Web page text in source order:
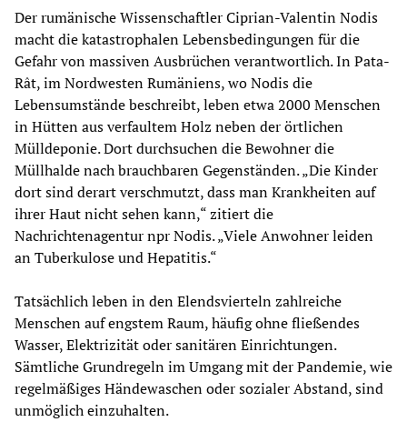
Der rumänische Wissenschaftler Ciprian-Valentin Nodis
macht die katastrophalen Lebensbedingungen für die
Gefahr von massiven Ausbrüchen verantwortlich. In Pata-
Rât, im Nordwesten Rumäniens, wo Nodis die
Lebensumstände beschreibt, leben etwa 2000 Menschen
in Hütten aus verfaultem Holz neben der örtlichen
Mülldeponie. Dort durchsuchen die Bewohner die
Müllhalde nach brauchbaren Gegenständen. „Die Kinder
dort sind derart verschmutzt, dass man Krankheiten auf
ihrer Haut nicht sehen kann,“ zitiert die
Nachrichtenagentur npr Nodis. „Viele Anwohner leiden
an Tuberkulose und Hepatitis.“
Tatsächlich leben in den Elendsvierteln zahlreiche
Menschen auf engstem Raum, häufig ohne fließendes
Wasser, Elektrizität oder sanitären Einrichtungen.
Sämtliche Grundregeln im Umgang mit der Pandemie, wie
regelmäßiges Händewaschen oder sozialer Abstand, sind
unmöglich einzuhalten.